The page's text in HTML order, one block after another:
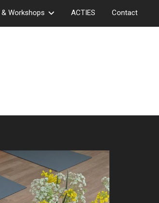
& Workshops ACTIES Contact